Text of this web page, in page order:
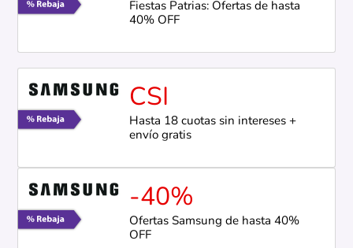
Fiestas Patrias: Ofertas de hasta
40% OFF
CSI
Hasta 18 cuotas sin intereses +
envío gratis
-40%
Ofertas Samsung de hasta 40%
OFF